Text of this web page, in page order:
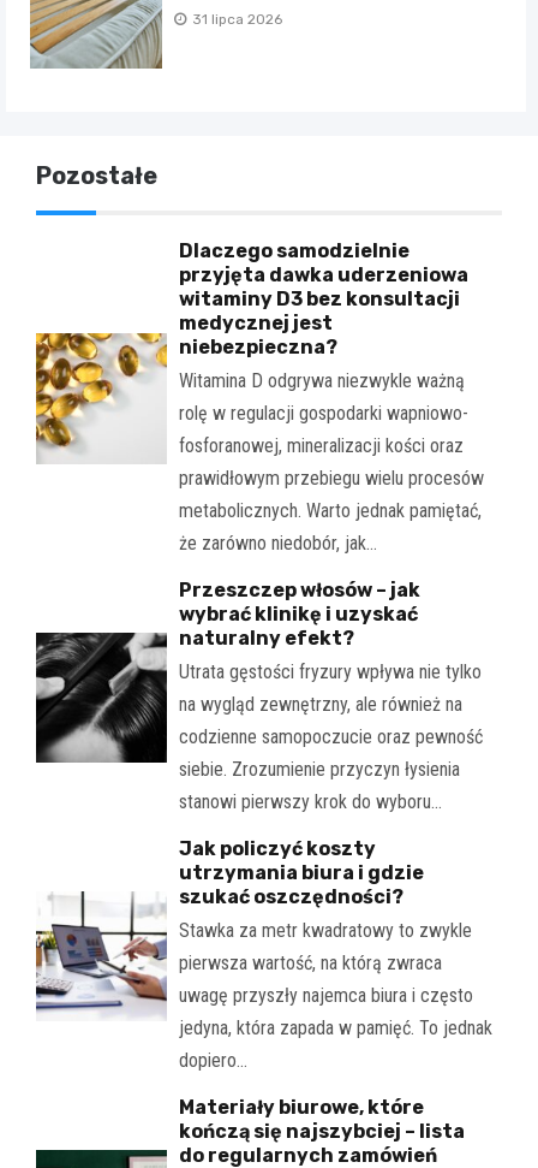
31 lipca 2026
Pozostałe
Dlaczego samodzielnie
przyjęta dawka uderzeniowa
witaminy D3 bez konsultacji
medycznej jest
niebezpieczna?
Witamina D odgrywa niezwykle ważną
rolę w regulacji gospodarki wapniowo-
fosforanowej, mineralizacji kości oraz
prawidłowym przebiegu wielu procesów
metabolicznych. Warto jednak pamiętać,
że zarówno niedobór, jak…
Przeszczep włosów – jak
wybrać klinikę i uzyskać
naturalny efekt?
Utrata gęstości fryzury wpływa nie tylko
na wygląd zewnętrzny, ale również na
codzienne samopoczucie oraz pewność
siebie. Zrozumienie przyczyn łysienia
stanowi pierwszy krok do wyboru…
Jak policzyć koszty
utrzymania biura i gdzie
szukać oszczędności?
Stawka za metr kwadratowy to zwykle
pierwsza wartość, na którą zwraca
uwagę przyszły najemca biura i często
jedyna, która zapada w pamięć. To jednak
dopiero…
Materiały biurowe, które
kończą się najszybciej – lista
do regularnych zamówień